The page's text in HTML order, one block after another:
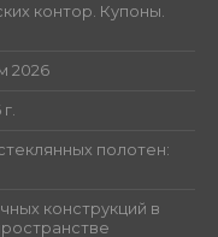
контор. Купоны.
2026
полотен:
конструкций в